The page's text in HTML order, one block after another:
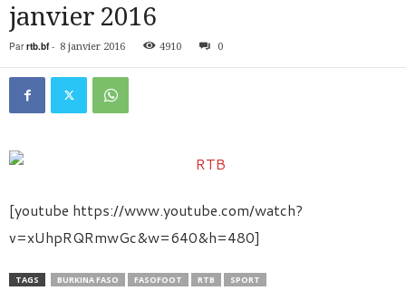
janvier 2016
Par rtb.bf- 8 janvier 2016 4910 0
[youtube https://www.youtube.com/watch?
v=xUhpRQRmwGc&w=640&h=480]
TAGS BURKINA FASO FASOFOOT RTB SPORT